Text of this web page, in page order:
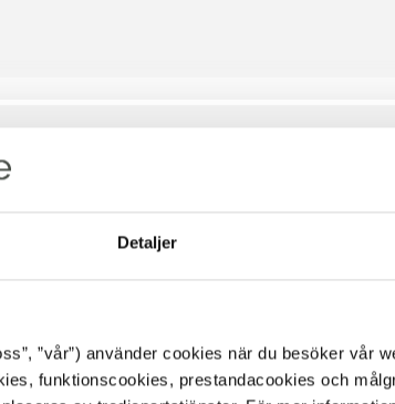
Detaljer
”vår”) använder cookies när du besöker vår
funktionscookies, prestandacookies och
OLIVE'S